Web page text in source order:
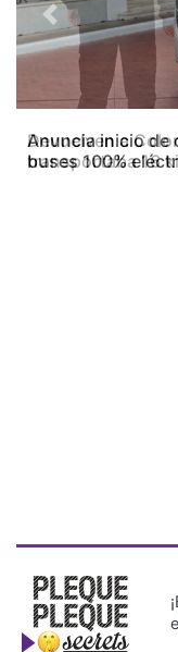
Devuelven a
transportaba 16
Previous